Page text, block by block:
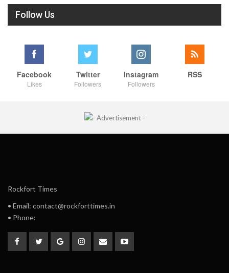
Follow Us
Facebook
Likes
Twitter
Followers
Instagram
Followers
RSS
Rockfort Times
• Email: contact@rockforttimes.in
• Phone: